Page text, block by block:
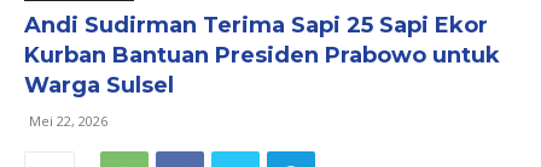
Andi Sudirman Terima Sapi 25 Sapi Ekor
Kurban Bantuan Presiden Prabowo untuk
Warga Sulsel
Mei 22, 2026